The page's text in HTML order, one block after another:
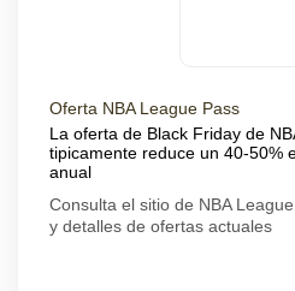
Oferta NBA League Pass
La oferta de Black Friday de
tipicamente reduce un 40-50%
anual
Consulta el sitio de NBA
y detalles de ofertas actuales